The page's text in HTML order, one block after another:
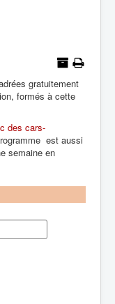
gratuitement
formés à cette
des cars-
est aussi
semaine en